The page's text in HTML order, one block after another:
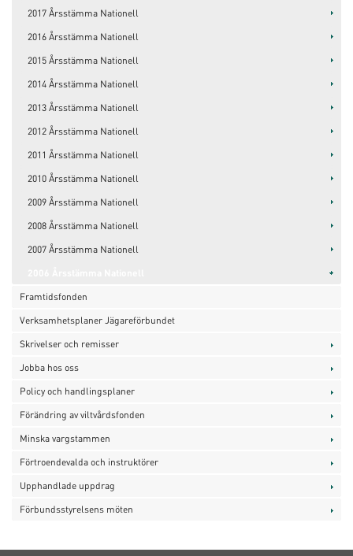
2017 Årsstämma Nationell
2016 Årsstämma Nationell
2015 Årsstämma Nationell
2014 Årsstämma Nationell
2013 Årsstämma Nationell
2012 Årsstämma Nationell
2011 Årsstämma Nationell
2010 Årsstämma Nationell
2009 Årsstämma Nationell
2008 Årsstämma Nationell
2007 Årsstämma Nationell
Framtidsfonden
Verksamhetsplaner Jägareförbundet
Skrivelser och remisser
Jobba hos oss
Policy och handlingsplaner
Förändring av viltvårdsfonden
Minska vargstammen
Förtroendevalda och instruktörer
Upphandlade uppdrag
Förbundsstyrelsens möten